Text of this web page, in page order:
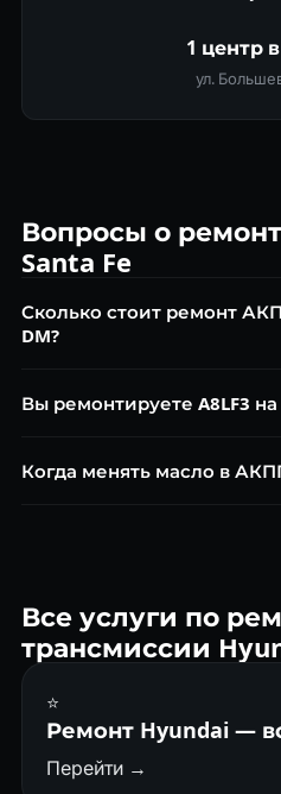
1 центр
ул.
Вопросы о
Santa Fe
Сколько стоит ремонт
DM?
ремонт гидроблока от 12 000
Вы ремонтируете A8LF3 на
поколения. Диагностика,
Когда менять масло в
Все услуги по
трансмиссии
⭐
Ремонт Hyundai —
Перейти →